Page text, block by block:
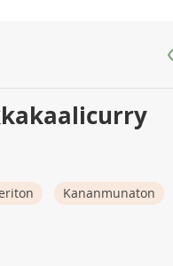
Kananmunaton